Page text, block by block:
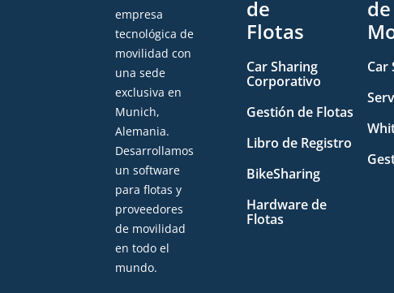
empresa
tecnológica de
movilidad con
una sede
exclusiva en
Munich,
Alemania.
Desarrollamos
un software
para flotas y
proveedores
de movilidad
en todo el
mundo.
de
Flotas
Car Sharing
Corporativo
Gestión de Flotas
Libro de Registro
BikeSharing
Hardware de
Flotas
de
Car